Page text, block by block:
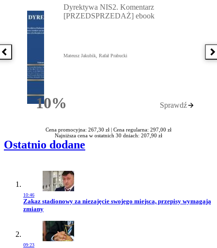
Poprzednia książka
10%Rabatu
Dyrektywa NIS2. Komentarz
[PRZEDSPRZEDAŻ] ebook
Mateusz Jakubik, Rafał Prabucki
Sprawdź
Cena promocyjna: 267,30 zł | Cena regularna: 297,00 zł
Najniższa cena w ostatnich 30 dniach: 207,90 zł
Ostatnio dodane
10:46
Przejdź do artykułu:
Zakaz stadionowy za niezajęcie swojego miejsca, przepisy wymagają
zmiany
09:23